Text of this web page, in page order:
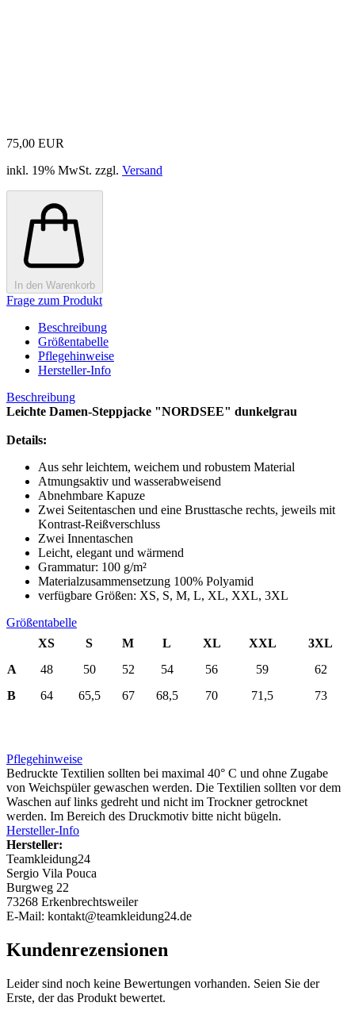
75,00 EUR
inkl. 19% MwSt. zzgl. Versand
In den Warenkorb
Frage zum Produkt
Beschreibung
Größentabelle
Pflegehinweise
Hersteller-Info
Beschreibung
Leichte Damen-Steppjacke "NORDSEE" dunkelgrau
Details:
Aus sehr leichtem, weichem und robustem Material
Atmungsaktiv und wasserabweisend
Abnehmbare Kapuze
Zwei Seitentaschen und eine Brusttasche rechts, jeweils mit
Kontrast-Reißverschluss
Zwei Innentaschen
Leicht, elegant und wärmend
Grammatur: 100 g/m²
Materialzusammensetzung 100% Polyamid
verfügbare Größen: XS, S, M, L, XL, XXL, 3XL
Größentabelle
XS
S M L XL XXL
3XL
A
48 50 52 54 56 59
62
B
64 65,5 67 68,5 70 71,5 73
Pflegehinweise
Bedruckte Textilien sollten bei maximal 40° C und ohne Zugabe
von Weichspüler gewaschen werden. Die Textilien sollten vor dem
Waschen auf links gedreht und nicht im Trockner getrocknet
werden. Im Bereich des Druckmotiv bitte nicht bügeln.
Hersteller-Info
Hersteller:
Teamkleidung24
Sergio Vila Pouca
Burgweg 22
73268 Erkenbrechtsweiler
E-Mail: kontakt@teamkleidung24.de
Kundenrezensionen
Leider sind noch keine Bewertungen vorhanden. Seien Sie der
Erste, der das Produkt bewertet.